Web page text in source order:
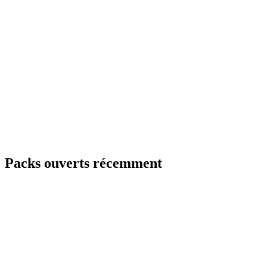
Packs ouverts récemment